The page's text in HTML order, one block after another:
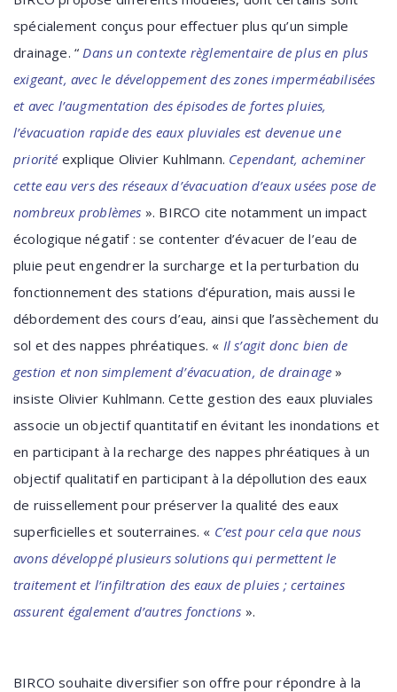
spécialement conçus pour effectuer plus qu’un simple
drainage. “Dans un contexte règlementaire de plus en plus
exigeant, avec le développement des zones imperméabilisées
et avec l’augmentation des épisodes de fortes pluies,
l’évacuation rapide des eaux pluviales est devenue une
priorité explique Olivier Kuhlmann. Cependant, acheminer
cette eau vers des réseaux d’évacuation d’eaux usées pose de
nombreux problèmes ». BIRCO cite notamment un impact
écologique négatif : se contenter d’évacuer de l’eau de
pluie peut engendrer la surcharge et la perturbation du
fonctionnement des stations d’épuration, mais aussi le
débordement des cours d’eau, ainsi que l’assèchement du
sol et des nappes phréatiques. « Il s’agit donc bien de
gestion et non simplement d’évacuation, de drainage »
insiste Olivier Kuhlmann. Cette gestion des eaux pluviales
associe un objectif quantitatif en évitant les inondations et
en participant à la recharge des nappes phréatiques à un
objectif qualitatif en participant à la dépollution des eaux
de ruissellement pour préserver la qualité des eaux
superficielles et souterraines. « C’est pour cela que nous
avons développé plusieurs solutions qui permettent le
traitement et l’infiltration des eaux de pluies ; certaines
assurent également d’autres fonctions ».
BIRCO souhaite diversifier son offre pour répondre à la